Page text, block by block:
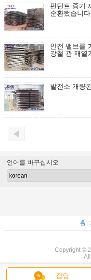
펀던트 증기
순환했습니다
안전 밸브를
강철 관 재열
발전소 개량
잡담
언어를 바꾸십시오
홈
Copyright ©